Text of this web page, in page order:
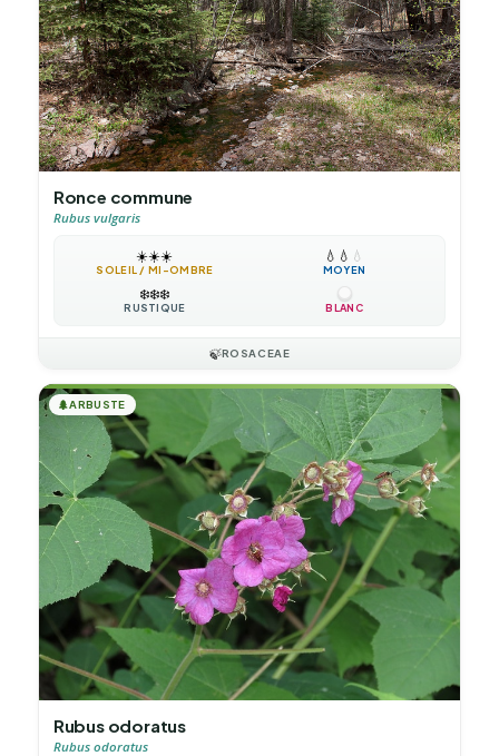
Ronce commune
Rubus vulgaris
☀️☀️☀️
SOLEIL / MI-OMBRE
💧 💧 💧
MOYEN
❄️❄️❄️
RUSTIQUE BLANC
🍃ROSACEAE
🌲ARBUSTE
Rubus odoratus
Rubus odoratus